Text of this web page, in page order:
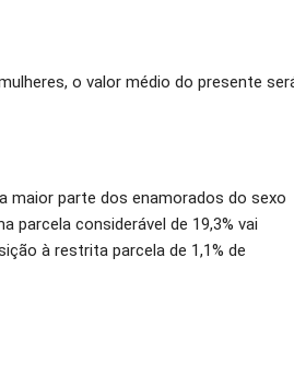
o valor médio do presente
maior parte dos enamorados do sexo
parcela considerável de 19,3% vai
à restrita parcela de 1,1% de